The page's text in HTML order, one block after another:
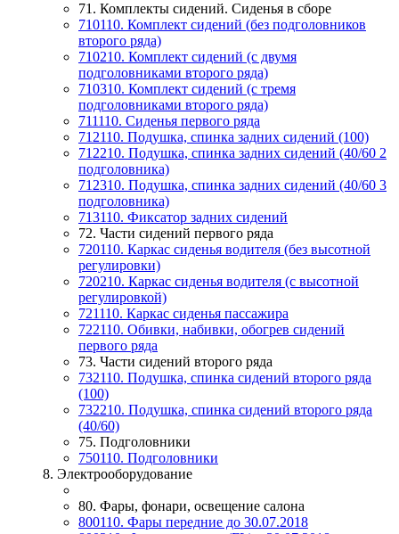
71. Комплекты сидений. Сиденья в сборе
710110. Комплект сидений (без подголовников
второго ряда)
710210. Комплект сидений (с двумя
подголовниками второго ряда)
710310. Комплект сидений (с тремя
подголовниками второго ряда)
711110. Сиденья первого ряда
712110. Подушка, спинка задних сидений (100)
712210. Подушка, спинка задних сидений (40/60 2
подголовника)
712310. Подушка, спинка задних сидений (40/60 3
подголовника)
713110. Фиксатор задних сидений
72. Части сидений первого ряда
720110. Каркас сиденья водителя (без высотной
регулировки)
720210. Каркас сиденья водителя (с высотной
регулировкой)
721110. Каркас сиденья пассажира
722110. Обивки, набивки, обогрев сидений
первого ряда
73. Части сидений второго ряда
732110. Подушка, спинка сидений второго ряда
(100)
732210. Подушка, спинка сидений второго ряда
(40/60)
75. Подголовники
750110. Подголовники
8. Электрооборудование
80. Фары, фонари, освещение салона
800110. Фары передние до 30.07.2018